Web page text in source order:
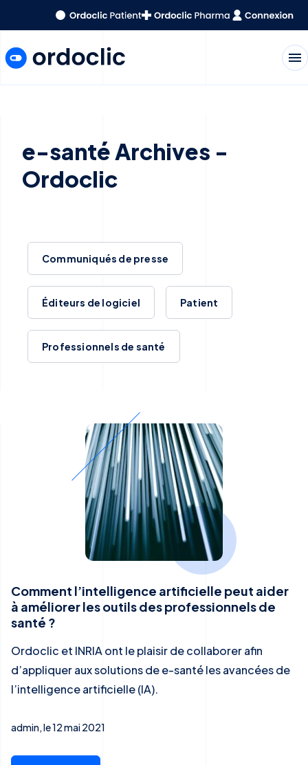
menu
e-santé Archives -
Ordoclic
Communiqués de presse
Éditeurs de logiciel Patient
Professionnels de santé
Comment l’intelligence artificielle peut aider
à améliorer les outils des professionnels de
santé ?
Ordoclic et INRIA ont le plaisir de collaborer afin
d’appliquer aux solutions de e-santé les avancées de
l’intelligence artificielle (IA).
admin, le 12 mai 2021